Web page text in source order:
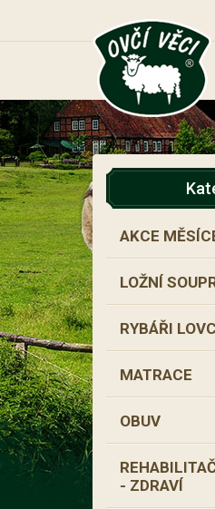
AKCE
LOŽNÍ
RYBÁŘI
MATRACE
OBUV
- ZDRAVÍ